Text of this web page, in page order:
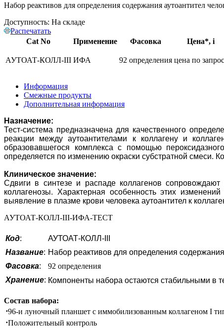
Набор реактивов для определения содержания аутоантител
Доступность: На складе
Распечатать
Cat No
Применение Фасовка Цена*, i
АУТОАТ-КОЛЛ-III ИФА 92 определения цена по
Информация
Смежные продукты
Дополнительная информация
Назначение:
Тест-система предназначена для качественного
реакции между аутоантителами к коллагену и
образовавшегося комплекса с помощью
определяется по изменению окраски субстратной смеси.
Клиническое значение:
Сдвиги в синтезе и распаде коллагенов сопровождают
коллагенозы. Характерная особенность этих
выявление в плазме крови человека аутоантител к
АУТОАТ-КОЛЛ-III-ИФА-ТЕСТ
Код:
АУТОАТ-КОЛЛ-III
Название: Набор реактивов для определения
Фасовка:
92 определения
Хранение: Компоненты набора остаются стабильными в
Состав набора:
⋅96-и луночный планшет с иммобилизованным коллагеном I
⋅Положительный контроль